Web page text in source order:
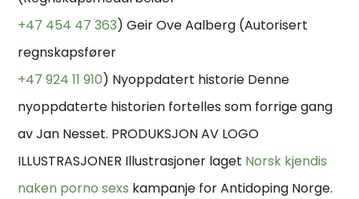
+47 454 47 363) Geir Ove Aalberg (Autorisert
regnskapsfører
+47 924 11 910) Nyoppdatert historie Denne
nyoppdaterte historien fortelles som forrige gang
av Jan Nesset. PRODUKSJON AV LOGO
ILLUSTRASJONER Illustrasjoner laget Norsk kjendis
naken porno sexs kampanje for Antidoping Norge.